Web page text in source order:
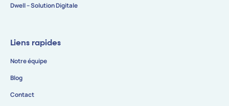
Dwell – Solution Digitale
Liens rapides
Notre équipe
Blog
Contact